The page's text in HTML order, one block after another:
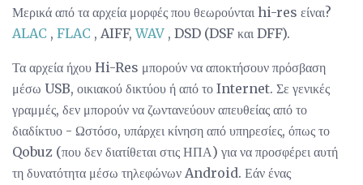
Μερικά από τα αρχεία μορφές που θεωρούνται hi-res είναι?
ALAC , FLAC , AIFF,WAV , DSD (DSF και DFF).
Τα αρχεία ήχου Hi-Res μπορούν να αποκτήσουν πρόσβαση
μέσω USB, οικιακού δικτύου ή από το Internet. Σε γενικές
γραμμές, δεν μπορούν να ζωντανεύουν απευθείας από το
διαδίκτυο - Ωστόσο, υπάρχει κίνηση από υπηρεσίες, όπως το
Qobuz (που δεν διατίθεται στις ΗΠΑ) για να προσφέρει αυτή
τη δυνατότητα μέσω τηλεφώνων Android. Εάν ένας